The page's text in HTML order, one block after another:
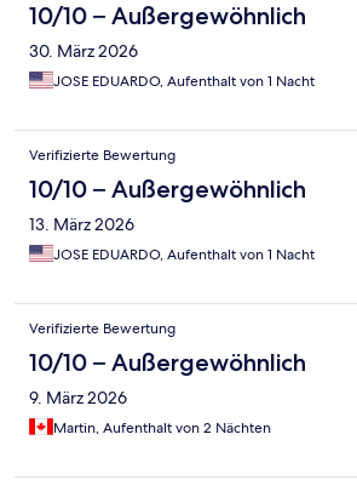
10/10 – Außergewöhnlich
30. März 2026
JOSE EDUARDO, Aufenthalt von 1 Nacht
Verifizierte Bewertung
10/10 – Außergewöhnlich
13. März 2026
JOSE EDUARDO, Aufenthalt von 1 Nacht
Verifizierte Bewertung
10/10 – Außergewöhnlich
9. März 2026
Martin, Aufenthalt von 2 Nächten